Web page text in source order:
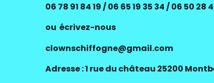
06 78 91 84 19 / 06 65 19 35 34 / 06 50 28
ou écrivez-nous
clownschiffogne@gmail.com
Adresse : 1 rue du château 25200